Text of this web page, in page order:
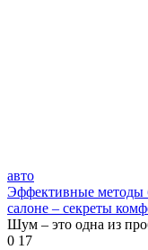
авто
Эффективные методы
салоне – секреты
Шум – это одна из
0 17